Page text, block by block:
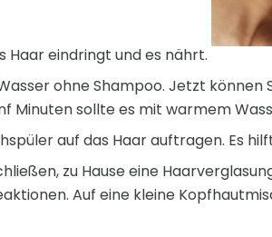
Haar eindringt und es nährt.
ohne Shampoo. Jetzt können
Minuten sollte es mit warmem
auf das Haar auftragen. Es
zu Hause eine
Auf eine kleine